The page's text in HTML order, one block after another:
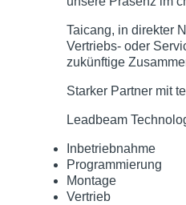
Taicang, in direkter
Vertriebs‑ oder
zukünftige
Starker Partner mit
Leadbeam
Inbetriebnahme
Programmierung
Montage
Vertrieb